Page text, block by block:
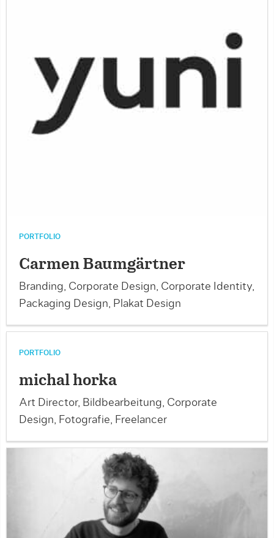
PORTFOLIO
Carmen Baumgärtner
Branding, Corporate Design, Corporate Identity,
Packaging Design, Plakat Design
PORTFOLIO
michal horka
Art Director, Bildbearbeitung, Corporate
Design, Fotografie, Freelancer